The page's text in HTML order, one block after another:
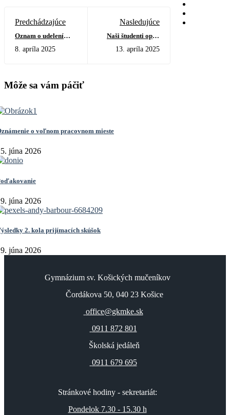
Predchádzajúce
Oznam o udelení
8. apríla 2025
Nasledujúce
Naši študenti opäť
celoslovenskej súťaži
13. apríla 2025
Môže sa vám páčiť
o voľnom pracovnom mieste
júna 2026
júna 2026
2. kola prijímacích skúšok
júna 2026
Gymnázium sv. Košických mučeníkov
Čordákova 50, 040 23 Košice
office@gkmke.sk
0911 872 801
Školská jedáleň
0911 679 695
Stránkové hodiny - sekretariát:
Pondelok 7.30 - 15.30 h